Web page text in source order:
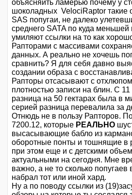
объясняить ламерью почему у
шоколадных VelociRaptor такие
SAS попугаи, не далеко
среднего SATA по куда
умиляют ссылки на то как
Рапторами с массивами
данных. А реально не хочешь
сравнить? Я для себя давно
создании образа с
Рапторы отсасывают с
плотностью записи на блин. С
разница на 50 гектарах была в
серией разница перевалила за
Отнюдь не в пользу Рапторов.
7200.12, которые РЕАЛЬНО
высасывающие бабло из
оборотные понты и тошнящие в
при этом еще и с детскими
актуальными на сегодня. Мне
важно, а не то сколько попугаев
набрал тот или иной хард.
Ну а по поводу ссылки из